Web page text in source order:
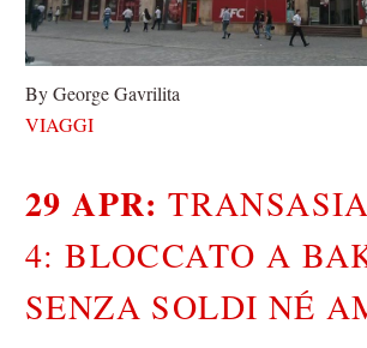
By George Gavrilita
VIAGGI
29 APR:
4: BLOCCATO A
SENZA SOLDI NÉ